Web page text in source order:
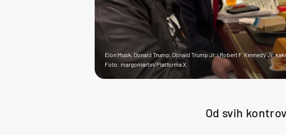
Elon Musk, Donald Trump, Donald Trump Jr. i Robert F. Kennedy Jr.
Foto: margomartin/Platforma X
Od svih